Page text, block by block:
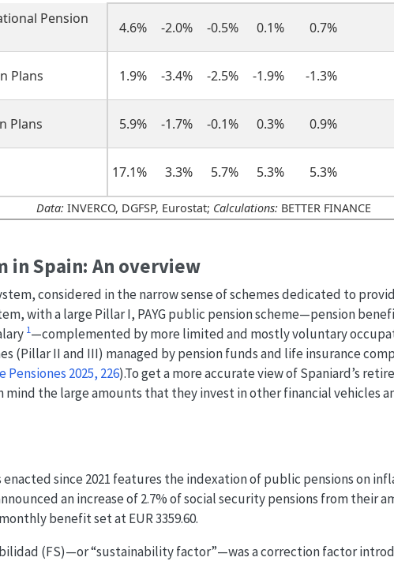
Pension
4.6% -2.0% -0.5% 0.1% 0.7%
Plans 1.9% -3.4% -2.5% -1.9% -1.3%
Plans 5.9% -1.7% -0.1% 0.3% 0.9%
17.1% 3.3% 5.7% 5.3% 5.3%
Data: INVERCO, DGFSP, Eurostat; Calculations: BETTER FINANCE
in Spain: An overview
considered in the narrow sense of schemes dedicated to
with a large Pillar I, PAYG public pension scheme—pension
1—complemented by more limited and mostly voluntary
(Pillar II and III) managed by pension funds and life insurance
Pensiones 2025, 226).To get a more accurate view of Spaniard’s
mind the large amounts that they invest in other financial vehicles
since 2021 features the indexation of public pensions on
an increase of 2.7% of social security pensions from their
benefit set at EUR 3359.60.
(FS)—or “sustainability factor”—was a correction factor